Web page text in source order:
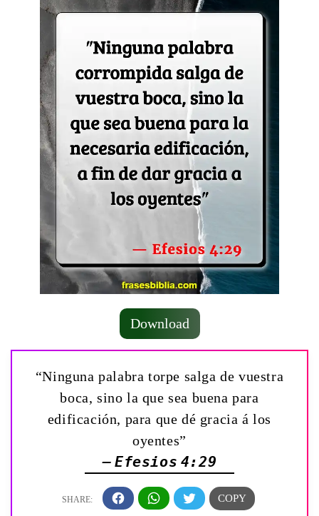
Download
“Ninguna palabra torpe salga de vuestra
boca, sino la que sea buena para
edificación, para que dé gracia á los
oyentes”
— Efesios 4:29